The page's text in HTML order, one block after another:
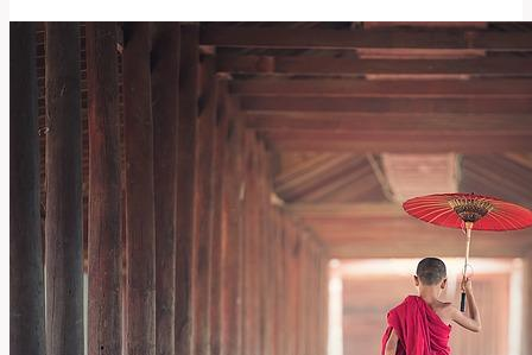
Slova
‚takeoff‘
v
Češtině